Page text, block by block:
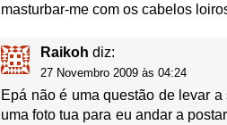
masturbar-me com os cabelos
Raikoh diz:
27 Novembro 2009 às 04:24
Epá não é uma questão de levar
uma foto tua para eu andar a